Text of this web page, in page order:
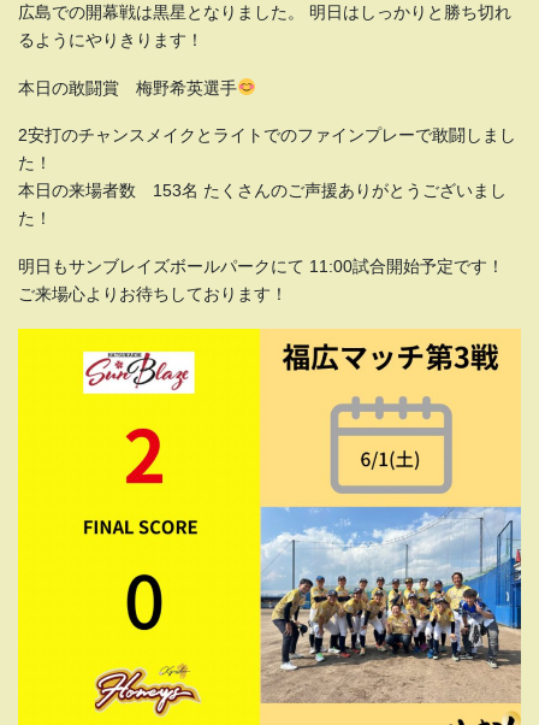
広島での開幕戦は黒星となりました。 明日はしっかりと勝ち切れ
るようにやりきります！
本日の敢闘賞 梅野希英選手
2安打のチャンスメイクとライトでのファインプレーで敢闘しまし
た！
本日の来場者数 153名 たくさんのご声援ありがとうございまし
た！
明日もサンブレイズボールパークにて 11:00試合開始予定です！
ご来場心よりお待ちしております！